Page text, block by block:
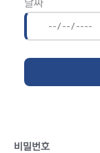
날짜
비밀번호